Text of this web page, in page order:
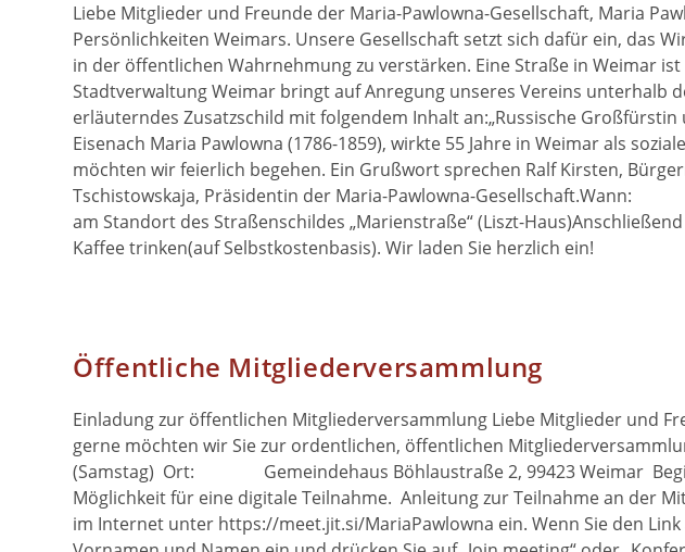
Liebe Mitglieder und Freunde der Maria-Pawlowna-Gesellschaft, Maria
Persönlichkeiten Weimars. Unsere Gesellschaft setzt sich dafür ein, das
in der öffentlichen Wahrnehmung zu verstärken. Eine Straße in Weimar
Stadtverwaltung Weimar bringt auf Anregung unseres Vereins unterhalb
erläuterndes Zusatzschild mit folgendem Inhalt an:„Russische
Eisenach Maria Pawlowna (1786-1859), wirkte 55 Jahre in Weimar als
möchten wir feierlich begehen. Ein Grußwort sprechen Ralf Kirsten,
Tschistowskaja, Präsidentin der Maria-Pawlowna-
am Standort des Straßenschildes „Marienstraße“ (Liszt-
Kaffee trinken(auf Selbstkostenbasis). Wir laden Sie herzlich ein!
Öffentliche Mitgliederversammlung
Einladung zur öffentlichen Mitgliederversammlung Liebe Mitglieder und
gerne möchten wir Sie zur ordentlichen, öffentlichen
(Samstag) Ort: Gemeindehaus Böhlaustraße 2, 99423 Weimar
Möglichkeit für eine digitale Teilnahme. Anleitung zur Teilnahme an der
im Internet unter https://meet.jit.si/MariaPawlowna ein. Wenn Sie den